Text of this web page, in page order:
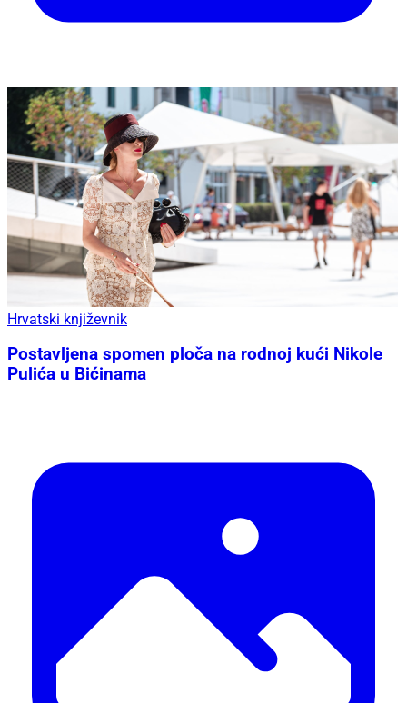
Hrvatski književnik
Postavljena spomen ploča na rodnoj kući Nikole
Pulića u Bićinama